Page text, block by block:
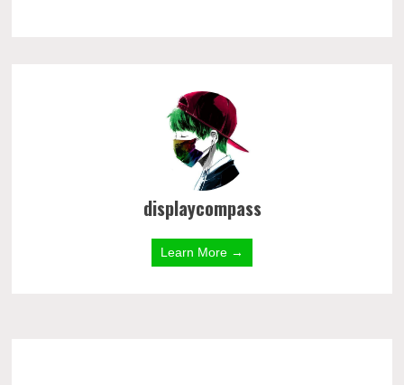
displaycompass
Learn More →